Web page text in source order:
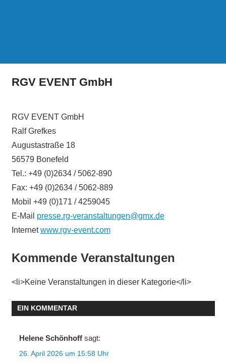
RGV EVENT GmbH
RGV EVENT GmbH
Ralf Grefkes
Augustastraße 18
56579 Bonefeld
Tel.: +49 (0)2634 / 5062-890
Fax: +49 (0)2634 / 5062-889
Mobil +49 (0)171 / 4259045
E-Mail presse.rg-veranstaltungen@gmx.de
Internetwww.rgv-event.com
Kommende Veranstaltungen
<li>Keine Veranstaltungen in dieser Kategorie</li>
EIN KOMMENTAR
Helene Schönhoff sagt:
26. April 2026 um 15:58 Uhr